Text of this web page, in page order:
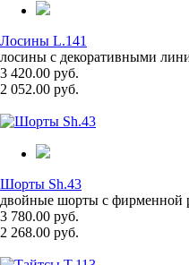
Лосины L.141
лосины с декоративными
3 420.00 руб.
2 052.00 руб.
Шорты Sh.43
двойные шорты с фирменной
3 780.00 руб.
2 268.00 руб.